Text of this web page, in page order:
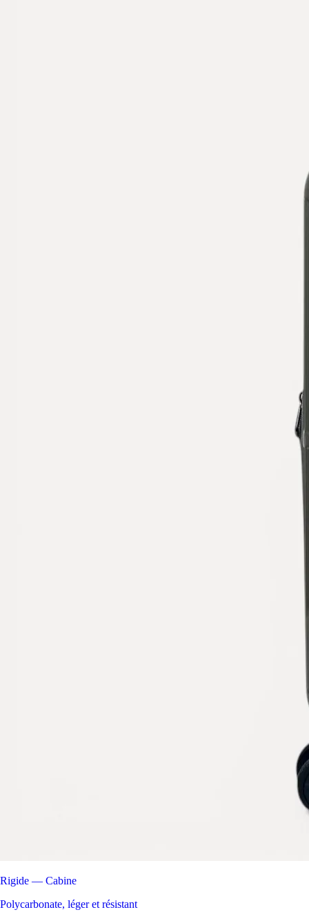
Rigide — Cabine
Polycarbonate, léger et résistant